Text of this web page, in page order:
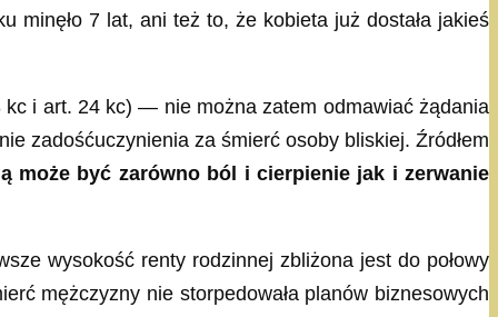
minęło 7 lat, ani też to, że kobieta już dostała jakieś
i art. 24 kc) — nie można zatem odmawiać żądania
zadośćuczynienia za śmierć osoby bliskiej. Źródłem
może być zarówno ból i cierpienie jak i zerwanie
wysokość renty rodzinnej zbliżona jest do połowy
mężczyzny nie storpedowała planów biznesowych